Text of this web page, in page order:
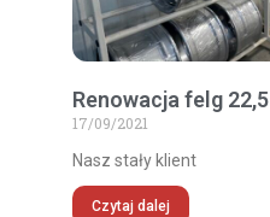
Renowacja felg 22,5
17/09/2021
Nasz stały klient
Czytaj dalej